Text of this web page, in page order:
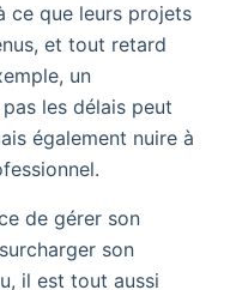
ce que leurs projets
et tout retard
un
les délais peut
également nuire à
de gérer son
son
il est tout aussi